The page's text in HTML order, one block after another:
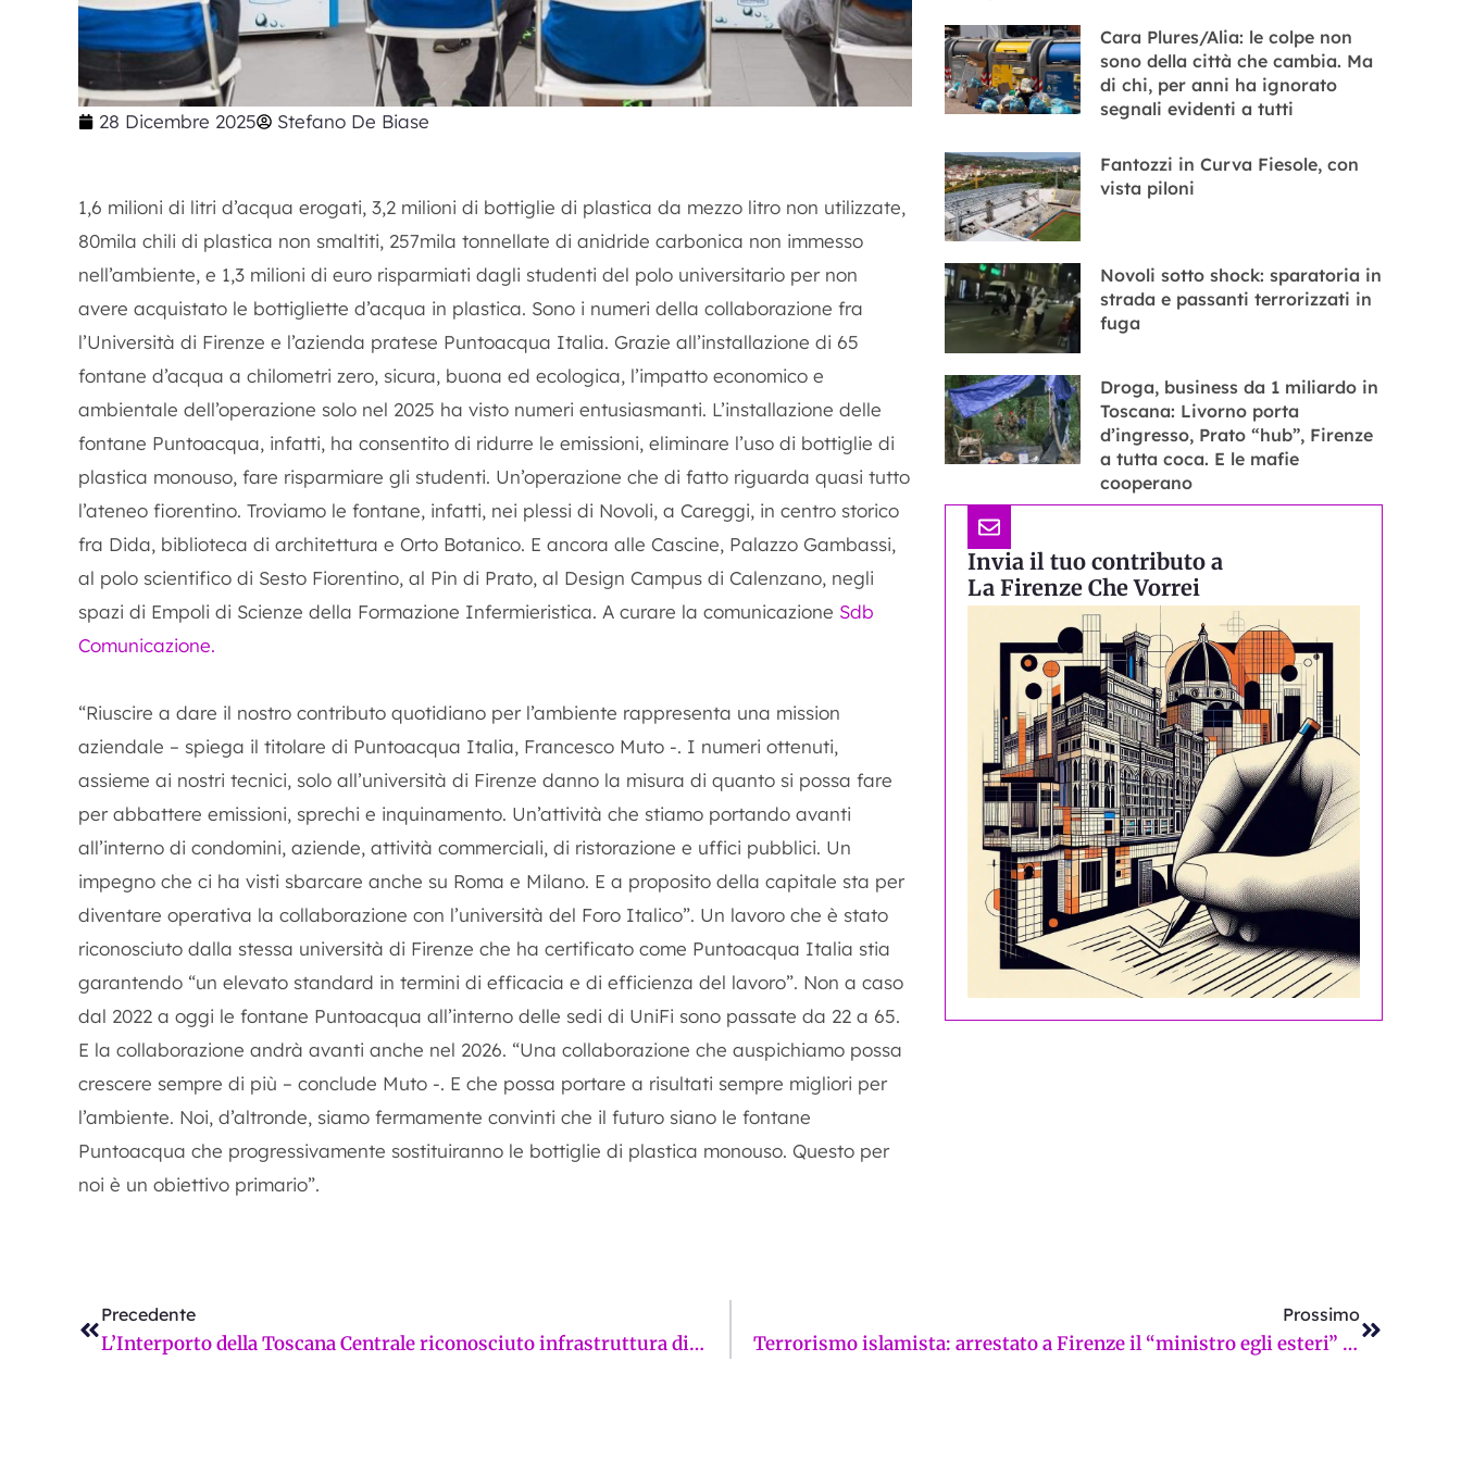
28 Dicembre 2025 Stefano De Biase
1,6 milioni di litri d’acqua erogati, 3,2 milioni di bottiglie di plastica da mezzo litro non utilizzate,
80mila chili di plastica non smaltiti, 257mila tonnellate di anidride carbonica non immesso
nell’ambiente, e 1,3 milioni di euro risparmiati dagli studenti del polo universitario per non
avere acquistato le bottigliette d’acqua in plastica. Sono i numeri della collaborazione fra
l’Università di Firenze e l’azienda pratese Puntoacqua Italia. Grazie all’installazione di 65
fontane d’acqua a chilometri zero, sicura, buona ed ecologica, l’impatto economico e
ambientale dell’operazione solo nel 2025 ha visto numeri entusiasmanti. L’installazione delle
fontane Puntoacqua, infatti, ha consentito di ridurre le emissioni, eliminare l’uso di bottiglie di
plastica monouso, fare risparmiare gli studenti. Un’operazione che di fatto riguarda quasi tutto
l’ateneo fiorentino. Troviamo le fontane, infatti, nei plessi di Novoli, a Careggi, in centro storico
fra Dida, biblioteca di architettura e Orto Botanico. E ancora alle Cascine, Palazzo Gambassi,
al polo scientifico di Sesto Fiorentino, al Pin di Prato, al Design Campus di Calenzano, negli
spazi di Empoli di Scienze della Formazione Infermieristica. A curare la comunicazione Sdb
Comunicazione.
“Riuscire a dare il nostro contributo quotidiano per l’ambiente rappresenta una mission
aziendale – spiega il titolare di Puntoacqua Italia, Francesco Muto -. I numeri ottenuti,
assieme ai nostri tecnici, solo all’università di Firenze danno la misura di quanto si possa fare
per abbattere emissioni, sprechi e inquinamento. Un’attività che stiamo portando avanti
all’interno di condomini, aziende, attività commerciali, di ristorazione e uffici pubblici. Un
impegno che ci ha visti sbarcare anche su Roma e Milano. E a proposito della capitale sta per
diventare operativa la collaborazione con l’università del Foro Italico”. Un lavoro che è stato
riconosciuto dalla stessa università di Firenze che ha certificato come Puntoacqua Italia stia
garantendo “un elevato standard in termini di efficacia e di efficienza del lavoro”. Non a caso
dal 2022 a oggi le fontane Puntoacqua all’interno delle sedi di UniFi sono passate da 22 a 65.
E la collaborazione andrà avanti anche nel 2026. “Una collaborazione che auspichiamo possa
crescere sempre di più – conclude Muto -. E che possa portare a risultati sempre migliori per
l’ambiente. Noi, d’altronde, siamo fermamente convinti che il futuro siano le fontane
Puntoacqua che progressivamente sostituiranno le bottiglie di plastica monouso. Questo per
noi è un obiettivo primario”.
Cara Plures/Alia: le colpe non
sono della città che cambia. Ma
di chi, per anni ha ignorato
segnali evidenti a tutti
Fantozzi in Curva Fiesole, con
vista piloni
Novoli sotto shock: sparatoria in
strada e passanti terrorizzati in
fuga
Droga, business da 1 miliardo in
Toscana: Livorno porta
d’ingresso, Prato “hub”, Firenze
a tutta coca. E le mafie
cooperano
Invia il tuo contributo a
La Firenze Che Vorrei
Precedente
L’Interporto della Toscana Centrale riconosciuto infrastruttura di interesse nazionale
Prossimo
Terrorismo islamista: arrestato a Firenze il “ministro egli esteri” della cellula jadista